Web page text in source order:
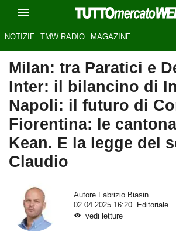
NOTIZIE TMW RADIO MAGAZINE
Milan: tra Paratici e
Inter: il bilancino di
Napoli: il futuro di
Fiorentina: le
Kean. E la legge del
Claudio
Autore Fabrizio Biasin
02.04.2025 16:20
Editoriale
vedi letture